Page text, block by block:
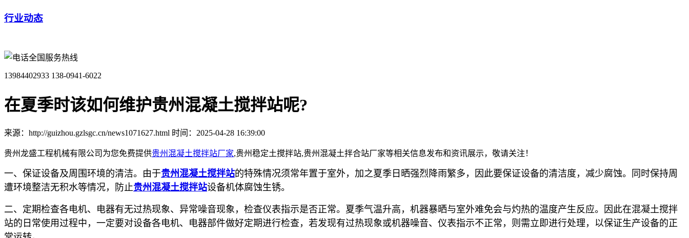
行业动态
全国服务热线
13984402933 138-0941-6022
在夏季时该如何维护贵州混凝土搅拌站呢?
来源：http://guizhou.gzlsgc.cn/news1071627.html 时间：2025-04-28 16:39:00
贵州龙盛工程机械有限公司为您免费提供贵州混凝土搅拌站厂家,贵州稳定土搅拌站,贵州混凝土拌合站厂家等相关信息发布和资讯展示，敬请关注！
一、保证设备及周围环境的清洁。由于贵州混凝土搅拌站的特殊情况须常年置于室外，加之夏季日晒强烈降雨繁多，因此要保证设备的清洁度，减少腐蚀。同时保持周
遭环境整洁无积水等情况，防止贵州混凝土搅拌站设备机体腐蚀生锈。
二、定期检查各电机、电器有无过热现象、异常噪音现象，检查仪表指示是否正常。夏季气温升高，机器暴晒与室外难免会与灼热的温度产生反应。因此在混凝土搅拌
站的日常使用过程中，一定要对设备各电机、电器部件做好定期进行检查，若发现有过热现象或机器噪音、仪表指示不正常，则需立即进行处理，以保证生产设备的正